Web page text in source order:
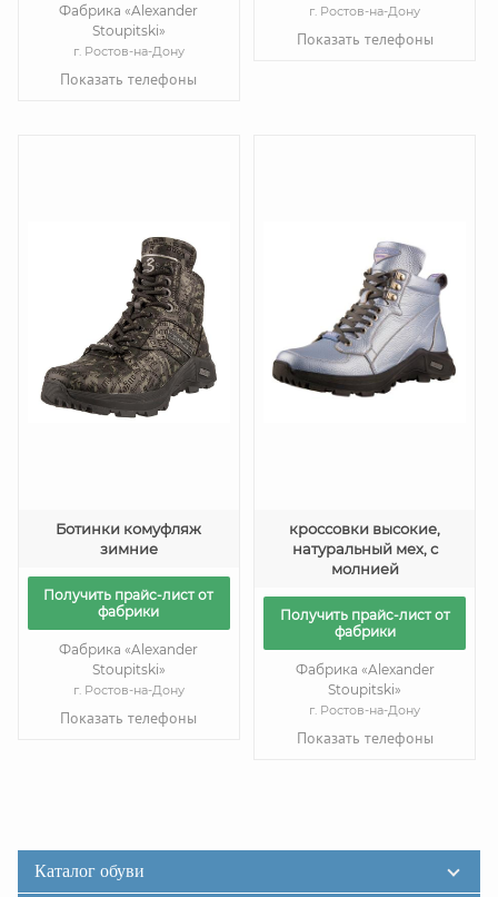
Фабрика «Alexander
Stoupitski»
г. Ростов-на-Дону
Показать телефоны
г. Ростов-на-Дону
Показать телефоны
Ботинки комуфляж
зимние
Получить прайс-лист от
фабрики
Фабрика «Alexander
Stoupitski»
г. Ростов-на-Дону
Показать телефоны
кроссовки высокие,
натуральный мех, с
молнией
Получить прайс-лист от
фабрики
Фабрика «Alexander
Stoupitski»
г. Ростов-на-Дону
Показать телефоны
Каталог обуви